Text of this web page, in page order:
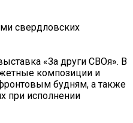
свердловских
«За други СВОя». В
композиции и
будням, а также
при исполнении